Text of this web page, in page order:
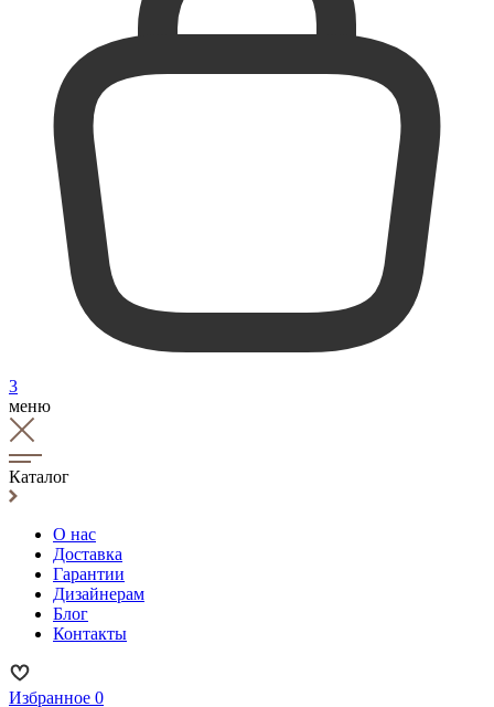
3
меню
Каталог
О нас
Доставка
Гарантии
Дизайнерам
Блог
Контакты
Избранное 0